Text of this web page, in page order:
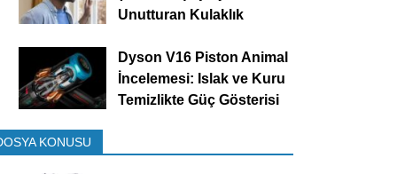
Unutturan Kulaklık
Dyson V16 Piston Animal
İncelemesi: Islak ve Kuru
Temizlikte Güç Gösterisi
KONUSU